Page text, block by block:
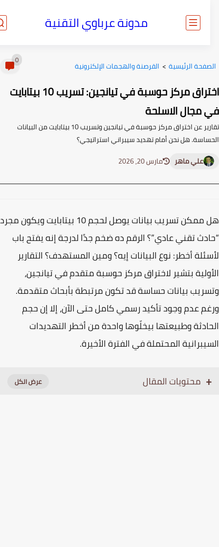
مدونة عرباوي التقنية
الرئيسية> القرصنة والهجمات الإلكترونية
اختراق مركز حوسبة في تيانجين: تسريب 10 بيتابايت
مجال الاسلحة
تقارير عن اختراق مركز حوسبة في تيانجين وتسريب 10 بيتابايت من البيانات
هل نحن أمام تهديد سيبراني استراتيجي؟
علي ماهر
مارس 20, 2026
هل ممكن تسريب بيانات يوصل لحجم 10 بيتابايت ويكون مجرد
تقني عادي”؟ الرقم ده ضخم جدًا لدرجة إنه يفتح باب
أخطر: نوع البيانات إيه؟ ومين المستهدف؟ التقارير
بتشير لاختراق مركز حوسبة متقدم في تيانجين،
بيانات حساسة قد تكون مرتبطة بأبحاث متقدمة.
عدم وجود تأكيد رسمي كامل حتى الآن، إلا إن حجم
وطبيعتها بيخلّوها واحدة من أخطر التهديدات
المحتملة في الفترة الأخيرة.
محتويات المقال